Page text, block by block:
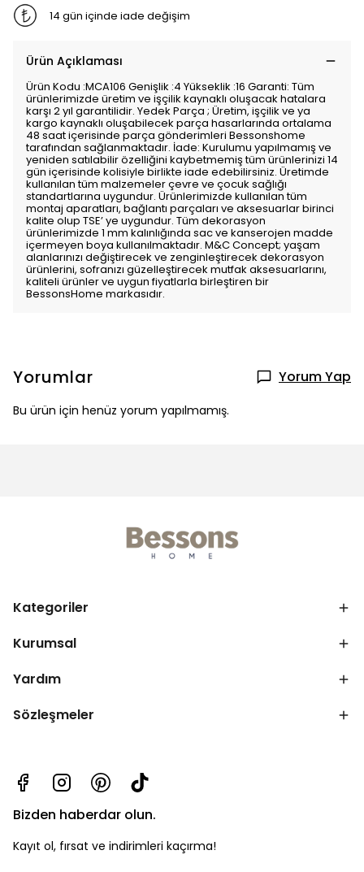
14 gün içinde iade değişim
Ürün Açıklaması
Ürün Kodu :MCA106 Genişlik :4 Yükseklik :16 Garanti: Tüm
ürünlerimizde üretim ve işçilik kaynaklı oluşacak hatalara
karşı 2 yıl garantilidir. Yedek Parça ; Üretim, işçilik ve ya
kargo kaynaklı oluşabilecek parça hasarlarında ortalama
48 saat içerisinde parça gönderimleri Bessonshome
tarafından sağlanmaktadır. İade: Kurulumu yapılmamış ve
yeniden satılabilir özelliğini kaybetmemiş tüm ürünlerinizi 14
gün içerisinde kolisiyle birlikte iade edebilirsiniz. Üretimde
kullanılan tüm malzemeler çevre ve çocuk sağlığı
standartlarına uygundur. Ürünlerimizde kullanılan tüm
montaj aparatları, bağlantı parçaları ve aksesuarlar birinci
kalite olup TSE’ ye uygundur. Tüm dekorasyon
ürünlerimizde 1 mm kalınlığında sac ve kanserojen madde
içermeyen boya kullanılmaktadır. M&C Concept; yaşam
alanlarınızı değiştirecek ve zenginleştirecek dekorasyon
ürünlerini, sofranızı güzelleştirecek mutfak aksesuarlarını,
kaliteli ürünler ve uygun fiyatlarla birleştiren bir
BessonsHome markasıdır.
Yorumlar Yorum Yap
Bu ürün için henüz yorum yapılmamış.
Kategoriler
Kurumsal
Yardım
Sözleşmeler
Bizden haberdar olun.
Kayıt ol, fırsat ve indirimleri kaçırma!